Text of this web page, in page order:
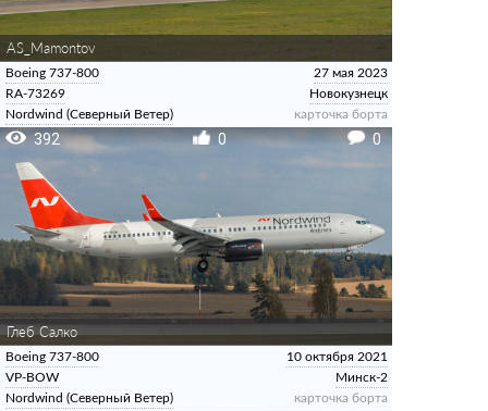
AS_Mamontov
Boeing 737-800
RA-73269
Nordwind (Северный Ветер)
27 мая 2023
Новокузнецк
карточка борта
392 0 0
Глеб Салко
Boeing 737-800
VP-BOW
Nordwind (Северный Ветер)
10 октября 2021
Минск-2
карточка борта